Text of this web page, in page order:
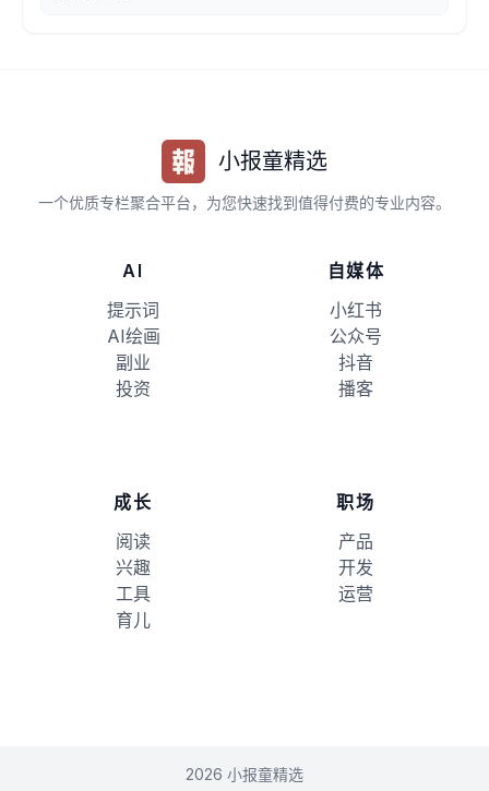
小报童精选
一个优质专栏聚合平台，为您快速找到值得付费的专业内容。
AI
提示词
AI绘画
副业
投资
自媒体
小红书
公众号
抖音
播客
成长
阅读
兴趣
工具
育儿
职场
产品
开发
运营
2026 小报童精选